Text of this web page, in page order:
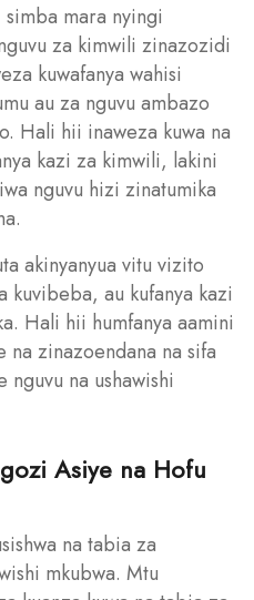
mara nyingi
za kimwili zinazozidi
kuwafanya wahisi
au za nguvu ambazo
Hali hii inaweza kuwa na
kazi za kimwili, lakini
nguvu hizi zinatumika
akinyanyua vitu vizito
kuvibeba, au kufanya kazi
Hali hii humfanya aamini
na zinazoendana na sifa
nguvu na ushawishi
Asiye na Hofu
na tabia za
mkubwa. Mtu